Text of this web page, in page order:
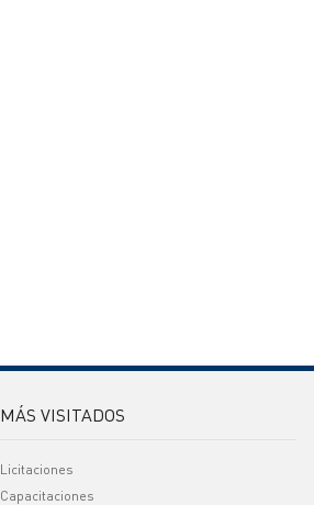
MÁS VISITADOS
Licitaciones
Capacitaciones